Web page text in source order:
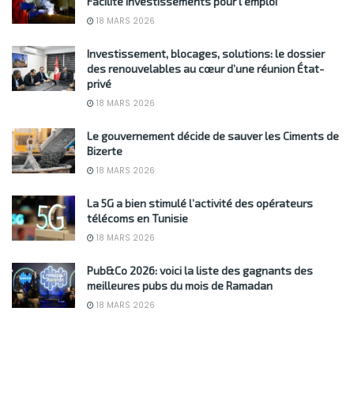
18 MARS 2026
Investissement, blocages, solutions: le dossier
des renouvelables au cœur d’une réunion État-
privé
18 MARS 2026
Le gouvernement décide de sauver les Ciments de
Bizerte
18 MARS 2026
La 5G a bien stimulé l’activité des opérateurs
télécoms en Tunisie
18 MARS 2026
Pub&Co 2026: voici la liste des gagnants des
meilleures pubs du mois de Ramadan
18 MARS 2026